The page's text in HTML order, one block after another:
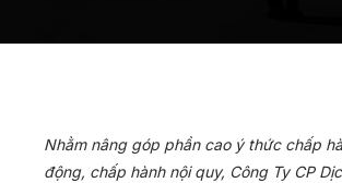
Nhằm nâng góp phần cao ý thức chấp
động, chấp hành nội quy, Công Ty CP